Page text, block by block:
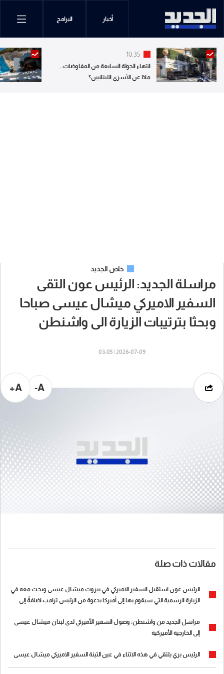
أخبار البرامج
10:35
انتهاء الجولة السابعة من المفاوضات..
ماذا عن الأسرى اللبنانيين؟
خاص الجديد
مراسلة الجديد: الرئيس عون التقى
السفير الاميركي ميشال عيسى صباحا
وبحثا بترتيبات الزيارة الى واشنطن
2026-07-09 | 03:05
A-
A+
مقالات ذات صلة
الرئيس عون استقبل السفير الاميركي في بيروت ميشال عيسى وبحث معه في
الزيارة الرسمية التي سيقوم بها إلى أميركا بدعوة من الرئيس ترامب اضافةً إلى
مراسل الجديد من واشنطن: وصول السفير الأميركي لدى لبنان ميشال عيسى
إلى الخارجية الأميركية
الرئيس بري يلتقي في هذه الاثناء في عين التينة السفير الاميركي ميشال عيسى